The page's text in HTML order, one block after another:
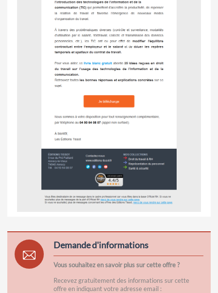
Demande d'informations
Vous souhaitez en savoir plus sur cette offre ?
Recevez gratuitement des informations sur cette
offre en indiquant votre adresse email :